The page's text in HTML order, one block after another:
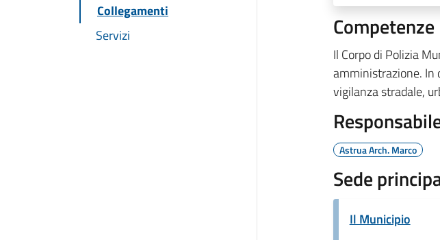
Collegamenti
Servizi
Competenze
Il Corpo di Polizia
amministrazione. In
vigilanza stradale,
Astrua Arch. Marco
Sede
Il Municipio